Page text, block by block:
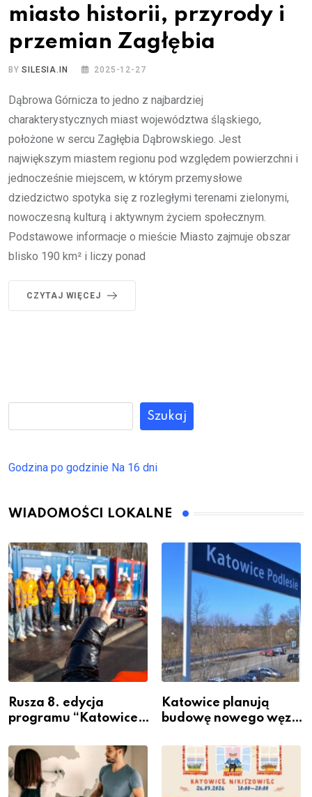
miasto historii, przyrody i
przemian Zagłębia
BYSILESIA.IN 2025-12-27
Dąbrowa Górnicza to jedno z najbardziej
charakterystycznych miast województwa śląskiego,
położone w sercu Zagłębia Dąbrowskiego. Jest
największym miastem regionu pod względem powierzchni i
jednocześnie miejscem, w którym przemysłowe
dziedzictwo spotyka się z rozległymi terenami zielonymi,
nowoczesną kulturą i aktywnym życiem społecznym.
Podstawowe informacje o mieście Miasto zajmuje obszar
blisko 190 km² i liczy ponad
CZYTAJ WIĘCEJ
Szukaj
Godzina po godzinie Na 16 dni
WIADOMOŚCI LOKALNE
Rusza 8. edycja
programu “Katowice
– nabór dla
przedsiębiorców
Katowice planują
budowę nowego węzła
Podlesiu